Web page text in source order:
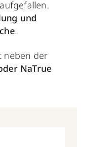
und
.
neben der
NaTrue